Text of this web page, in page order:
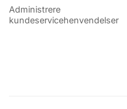
Administrere
kundeservicehenvendelser